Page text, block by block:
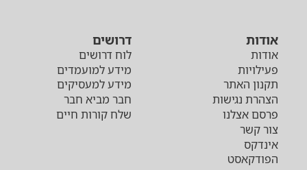
אודות
אודות
פעילויות
תקנון האתר
הצהרת נגישות
פרסם אצלנו
צור קשר
אינדקס
הפודקאסט
דרושים
לוח דרושים
מידע למועמדים
מידע למעסיקים
חבר מביא חבר
שלח קורות חיים